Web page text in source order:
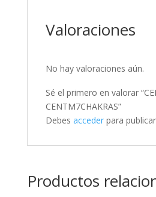
Valoraciones
No hay valoraciones aún.
Sé el primero en valorar
CENTM7CHAKRAS”
Debes accederpara
Productos